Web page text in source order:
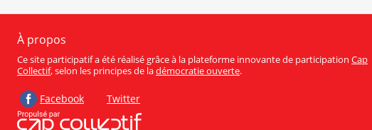
À propos
Ce site participatif a été réalisé grâce à la plateforme innovante de participation Cap
Collectif, selon les principes de ladémocratie ouverte.
Facebook Twitter